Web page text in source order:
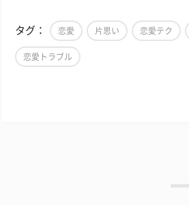
タグ： 恋愛 片思い 恋愛テク
恋愛トラブル